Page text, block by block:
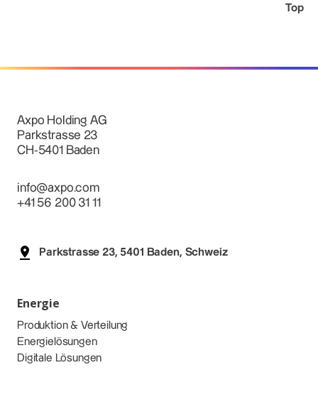
Top
Axpo Holding AG
Parkstrasse 23
CH-5401 Baden
info@axpo.com
+41 56 200 31 11
Parkstrasse 23, 5401 Baden, Schweiz
Energie
Produktion & Verteilung
Energielösungen
Digitale Lösungen